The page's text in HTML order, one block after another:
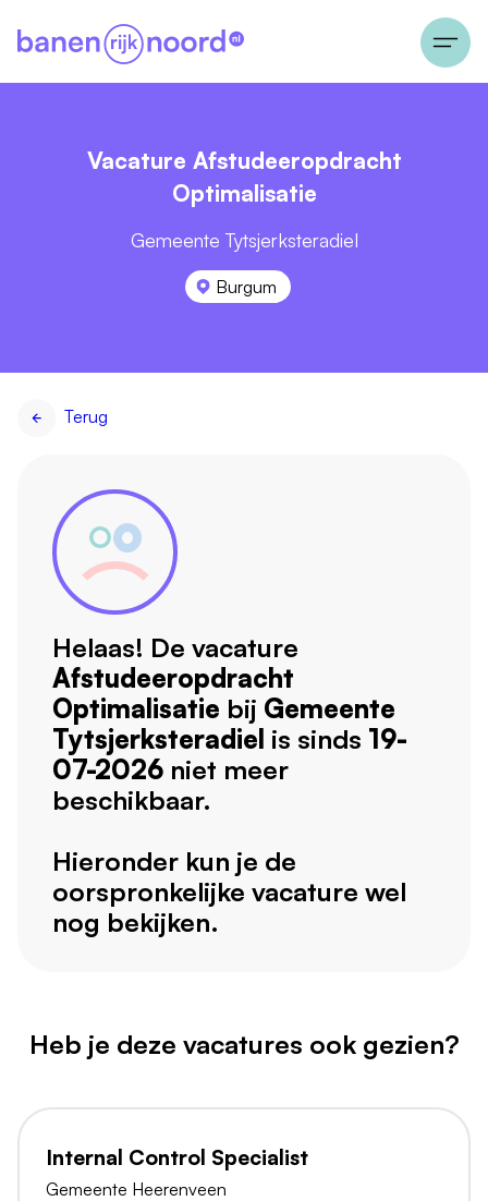
Vacature Afstudeeropdracht
Optimalisatie
Gemeente Tytsjerksteradiel
Burgum
Terug
Helaas! De vacature
Afstudeeropdracht
Optimalisatie bij Gemeente
Tytsjerksteradiel is sinds 19-
07-2026 niet meer
beschikbaar.
Hieronder kun je de
oorspronkelijke vacature wel
nog bekijken.
Heb je deze vacatures ook gezien?
Internal Control Specialist
Gemeente Heerenveen